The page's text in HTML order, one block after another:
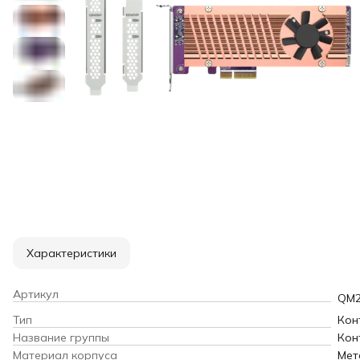
Характеристики
Артикул
Тип
Название группы
Материал корпуса